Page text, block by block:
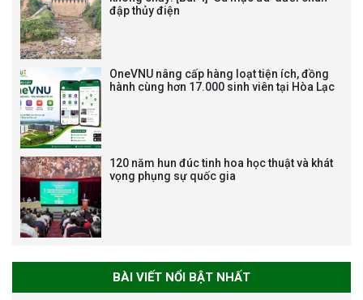
vị trí việc làm chức danh nghề
nghiệp chuyên môn dùng
Bảo vệ luận án tiến sĩ của NCS
đập thủy điện
OneVNU nâng cấp hàng loạt tiện ích, đồng
hành cùng hơn 17.000 sinh viên tại Hòa Lạc
120 năm hun đúc tinh hoa học thuật và khát
vọng phụng sự quốc gia
BÀI VIẾT NỔI BẬT NHẤT